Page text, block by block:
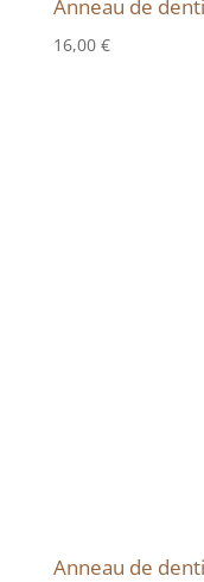
Anneau de
16,00 €
Anneau de